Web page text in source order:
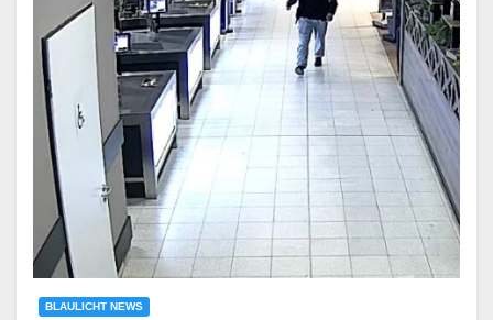
BLAULICHT NEWS